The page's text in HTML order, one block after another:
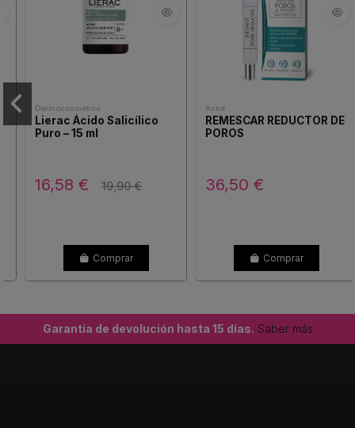
Dermocosmética
Lierac Ácido Salicílico
Puro – 15 ml
16,58 € 19,90 €
Comprar
Acné
REMESCAR REDUCTOR DE
POROS
36,50 €
Comprar
Garantía de devolución hasta 15 días. Saber más